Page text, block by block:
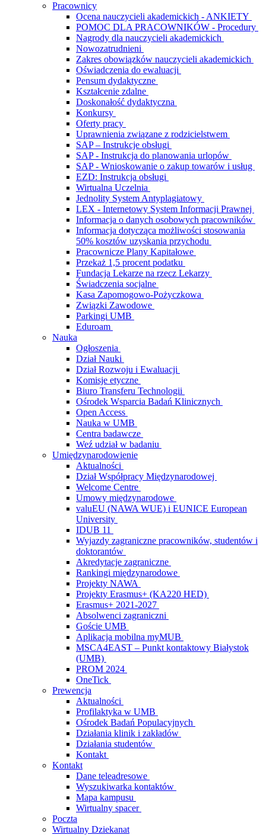
Pracownicy
Ocena nauczycieli akademickich - ANKIETY
POMOC DLA PRACOWNIKÓW - Procedury
Nagrody dla nauczycieli akademickich
Nowozatrudnieni
Zakres obowiązków nauczycieli akademickich
Oświadczenia do ewaluacji
Pensum dydaktyczne
Kształcenie zdalne
Doskonałość dydaktyczna
Konkursy
Oferty pracy
Uprawnienia związane z rodzicielstwem
SAP – Instrukcje obsługi
SAP - Instrukcja do planowania urlopów
SAP - Wnioskowanie o zakup towarów i usług
EZD: Instrukcja obsługi
Wirtualna Uczelnia
Jednolity System Antyplagiatowy
LEX - Internetowy System Informacji Prawnej
Informacja o danych osobowych pracowników
Informacja dotycząca możliwości stosowania
50% kosztów uzyskania przychodu
Pracownicze Plany Kapitałowe
Przekaż 1,5 procent podatku
Fundacja Lekarze na rzecz Lekarzy
Świadczenia socjalne
Kasa Zapomogowo-Pożyczkowa
Związki Zawodowe
Parkingi UMB
Eduroam
Nauka
Ogłoszenia
Dział Nauki
Dział Rozwoju i Ewaluacji
Komisje etyczne
Biuro Transferu Technologii
Ośrodek Wsparcia Badań Klinicznych
Open Access
Nauka w UMB
Centra badawcze
Weź udział w badaniu
Umiędzynarodowienie
Aktualności
Dział Współpracy Międzynarodowej
Welcome Centre
Umowy międzynarodowe
valuEU (NAWA WUE) i EUNICE European
University
IDUB 11
Wyjazdy zagraniczne pracowników, studentów i
doktorantów
Akredytacje zagraniczne
Rankingi międzynarodowe
Projekty NAWA
Projekty Erasmus+ (KA220 HED)
Erasmus+ 2021-2027
Absolwenci zagraniczni
Goście UMB
Aplikacja mobilna myMUB
MSCA4EAST – Punkt kontaktowy Białystok
(UMB)
PROM 2024
OneTick
Prewencja
Aktualności
Profilaktyka w UMB
Ośrodek Badań Populacyjnych
Działania klinik i zakładów
Działania studentów
Kontakt
Kontakt
Dane teleadresowe
Wyszukiwarka kontaktów
Mapa kampusu
Wirtualny spacer
Poczta
Wirtualny Dziekanat